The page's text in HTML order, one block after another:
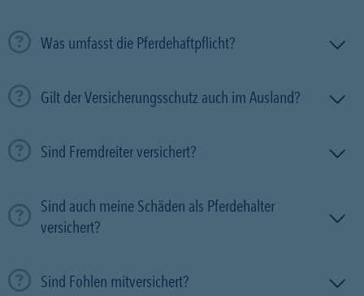
Was umfasst die Pferdehaftpflicht?
Gilt der Versicherungsschutz auch im Ausland?
Sind Fremdreiter versichert?
Sind auch meine Schäden als Pferdehalter
versichert?
Sind Fohlen mitversichert?